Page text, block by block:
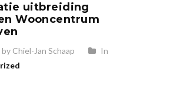
uitbreiding
Wooncentrum
Chiel-Jan Schaap
In